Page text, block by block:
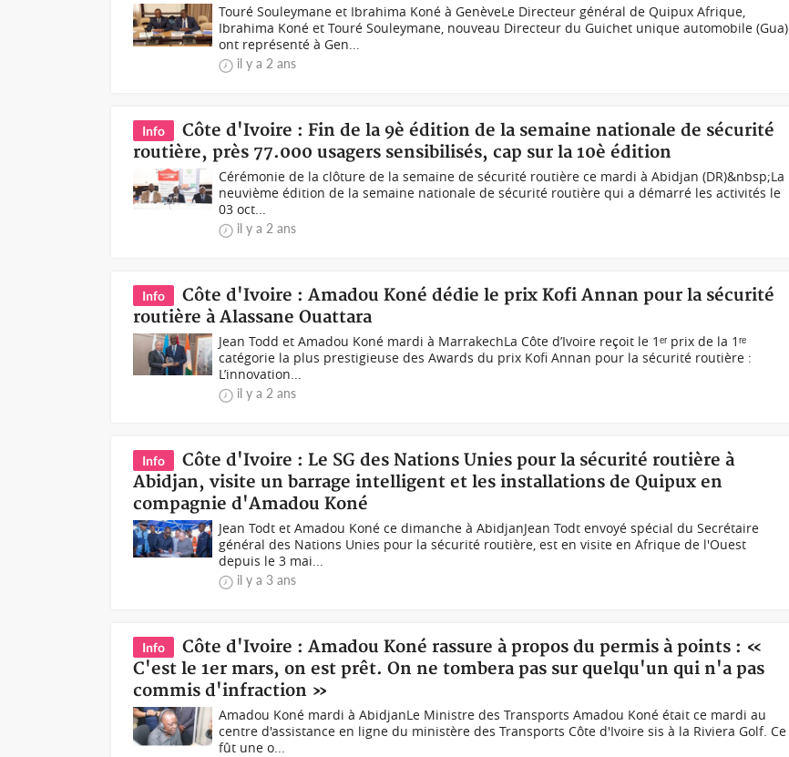
Touré Souleymane et Ibrahima Koné à GenèveLe Directeur général de Quipux Afrique,
Ibrahima Koné et Touré Souleymane, nouveau Directeur du Guichet unique automobile (Gua)
ont représenté à Gen...
il y a 2 ans
Info
Côte d'Ivoire : Fin de la 9è édition de la semaine nationale de sécurité
routière, près 77.000 usagers sensibilisés, cap sur la 10è édition
Cérémonie de la clôture de la semaine de sécurité routière ce mardi à Abidjan (DR)&nbsp;La
neuvième édition de la semaine nationale de sécurité routière qui a démarré les activités le
03 oct...
il y a 2 ans
Info
Côte d'Ivoire : Amadou Koné dédie le prix Kofi Annan pour la sécurité
routière à Alassane Ouattara
Jean Todd et Amadou Koné mardi à MarrakechLa Côte d’Ivoire reçoit le 1ᵉʳ prix de la 1ʳᵉ
catégorie la plus prestigieuse des Awards du prix Kofi Annan pour la sécurité routière :
L’innovation...
il y a 2 ans
Info
Côte d'Ivoire : Le SG des Nations Unies pour la sécurité routière à
Abidjan, visite un barrage intelligent et les installations de Quipux en
compagnie d'Amadou Koné
Jean Todt et Amadou Koné ce dimanche à AbidjanJean Todt envoyé spécial du Secrétaire
général des Nations Unies pour la sécurité routière, est en visite en Afrique de l'Ouest
depuis le 3 mai...
il y a 3 ans
Info
Côte d'Ivoire : Amadou Koné rassure à propos du permis à points : «
C'est le 1er mars, on est prêt. On ne tombera pas sur quelqu'un qui n'a pas
commis d'infraction »
Amadou Koné mardi à AbidjanLe Ministre des Transports Amadou Koné était ce mardi au
centre d'assistance en ligne du ministère des Transports Côte d'Ivoire sis à la Riviera Golf. Ce
fût une o...